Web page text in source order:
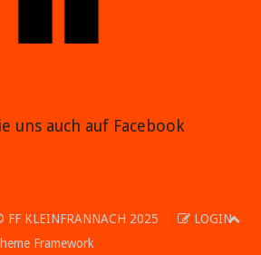
uns auch auf Facebook
FF KLEINFRANNACH 2025
LOGIN
Framework